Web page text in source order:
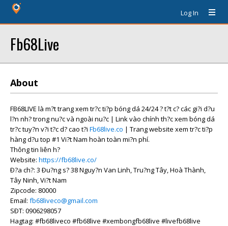
Log In
Fb68Live
About
FB68LIVE là m?t trang xem tr?c ti?p bóng dá 24/24 ? t?t c? các gi?i d?u
l?n nh? trong nu?c và ngoài nu?c | Link vào chính th?c xem bóng dá
tr?c tuy?n v?i t?c d? cao t?i Fb68live.co | Trang website xem tr?c ti?p
hàng d?u top #1 Vi?t Nam hoàn toàn mi?n phí.
Thông tin liên h?
Website: https://fb68live.co/
Ð?a ch?: 3 Ðu?ng s? 38 Nguy?n Van Linh, Tru?ng Tây, Hoà Thành,
Tây Ninh, Vi?t Nam
Zipcode: 80000
Email: fb68liveco@gmail.com
SÐT: 0906298057
Hagtag: #fb68liveco #fb68live #xembongfb68live #livefb68live